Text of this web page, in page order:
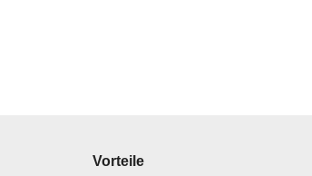
Vorteile